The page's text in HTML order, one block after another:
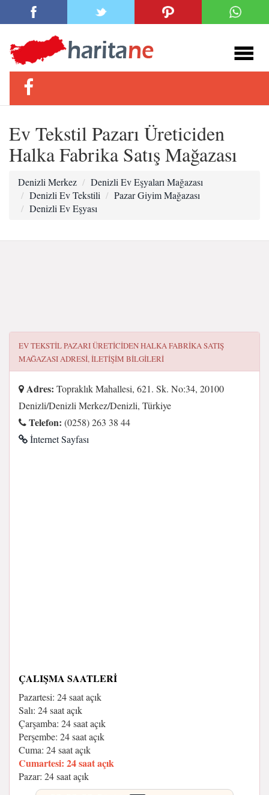
Ev Tekstil Pazarı Üreticiden
Halka Fabrika Satış Mağazası
Denizli Merkez
Denizli Ev Eşyaları Mağazası
Denizli Ev Tekstili
Pazar Giyim Mağazası
Denizli Ev Eşyası
EV TEKSTIL PAZARI ÜRETICIDEN HALKA FABRIKA SATIŞ
MAĞAZASIADRESI, ILETIŞIM BILGILERI
Adres: Topraklık Mahallesi, 621. Sk. No:34, 20100
Denizli/Denizli Merkez/Denizli, Türkiye
Telefon: (0258) 263 38 44
İnternet Sayfası
ÇALIŞMA SAATLERI
Pazartesi: 24 saat açık
Salı: 24 saat açık
Çarşamba: 24 saat açık
Perşembe: 24 saat açık
Cuma: 24 saat açık
Cumartesi: 24 saat açık
Pazar: 24 saat açık